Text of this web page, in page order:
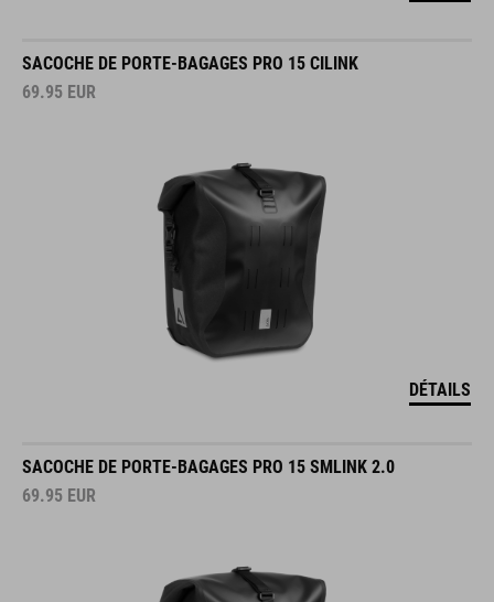
SACOCHE DE PORTE-BAGAGES PRO 15 CILINK
69.95 EUR
DÉTAILS
SACOCHE DE PORTE-BAGAGES PRO 15 SMLINK 2.0
69.95 EUR